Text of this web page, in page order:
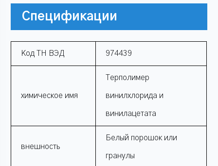
Спецификации
Код ТН ВЭД 974439
химическое имя
Терполимер
винилхлорида и
винилацетата
внешность
Белый порошок или
гранулы